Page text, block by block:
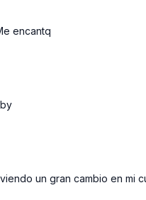
encantq
un gran cambio en mi